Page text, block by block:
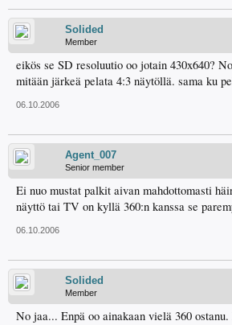
Solided
Member
eikös se SD resoluutio oo jotain 430x640?
mitään järkeä pelata 4:3 näytöllä. sama ku
06.10.2006
Agent_007
Senior member
Ei nuo mustat palkit aivan mahdottomasti
näyttö tai TV on kyllä 360:n kanssa se
06.10.2006
Solided
Member
No jaa... Enpä oo ainakaan vielä 360